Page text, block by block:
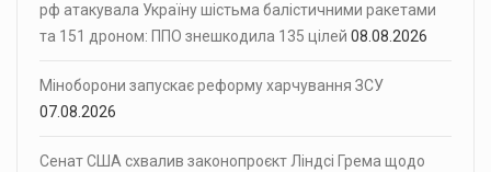
рф атакувала Україну шістьма балістичними ракетами
та 151 дроном: ППО знешкодила 135 цілей 08.08.2026
Міноборони запускає реформу харчування ЗСУ
07.08.2026
Сенат США схвалив законопроєкт Ліндсі Грема щодо